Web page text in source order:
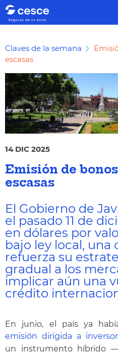
Claves de la semana
escasas
14 DIC 2025
Emisión de
escasas
El Gobierno de
el pasado 11 de
en dólares por
bajo ley local, una
refuerza su
gradual a los
implicar aún una
crédito
En junio, el país ya
emisión dirigida a
un instrumento híbrido